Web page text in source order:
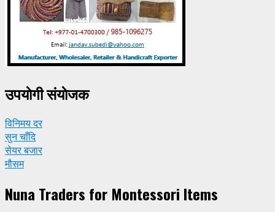
उपयाेगी संयाेजक
विनिमय दर
सुन चाँदि
सेयर बजार
मौसम
Nuna Traders for Montessori Items